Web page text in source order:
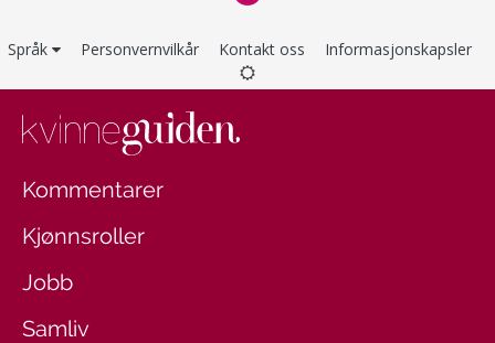
Språk Personvernvilkår Kontakt oss Informasjonskapsler
Kommentarer
Kjønnsroller
Jobb
Samliv